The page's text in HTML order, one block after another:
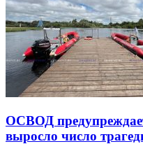
ОСВОД
выросло число